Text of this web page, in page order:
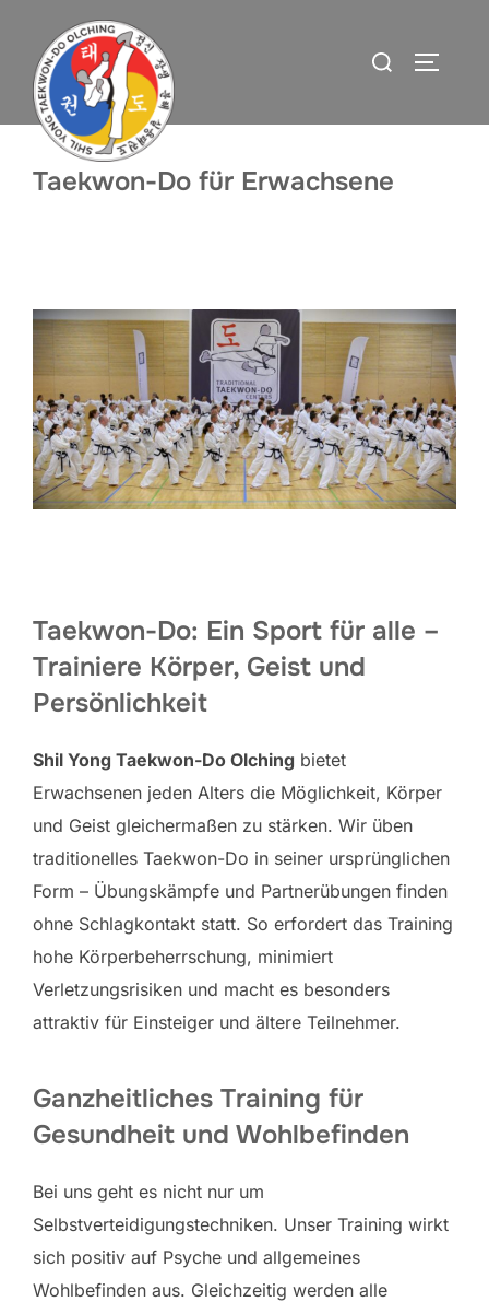
springen
Suchen
Taekwon-Do für Erwachsene
Taekwon-Do: Ein Sport für alle –
Trainiere Körper, Geist und
Persönlichkeit
Shil Yong Taekwon-Do Olching bietet
Erwachsenen jeden Alters die Möglichkeit, Körper
und Geist gleichermaßen zu stärken. Wir üben
traditionelles Taekwon-Do in seiner ursprünglichen
Form – Übungskämpfe und Partnerübungen finden
ohne Schlagkontakt statt. So erfordert das Training
hohe Körperbeherrschung, minimiert
Verletzungsrisiken und macht es besonders
attraktiv für Einsteiger und ältere Teilnehmer.
Ganzheitliches Training für
Gesundheit und Wohlbefinden
Bei uns geht es nicht nur um
Selbstverteidigungstechniken. Unser Training wirkt
sich positiv auf Psyche und allgemeines
Wohlbefinden aus. Gleichzeitig werden alle